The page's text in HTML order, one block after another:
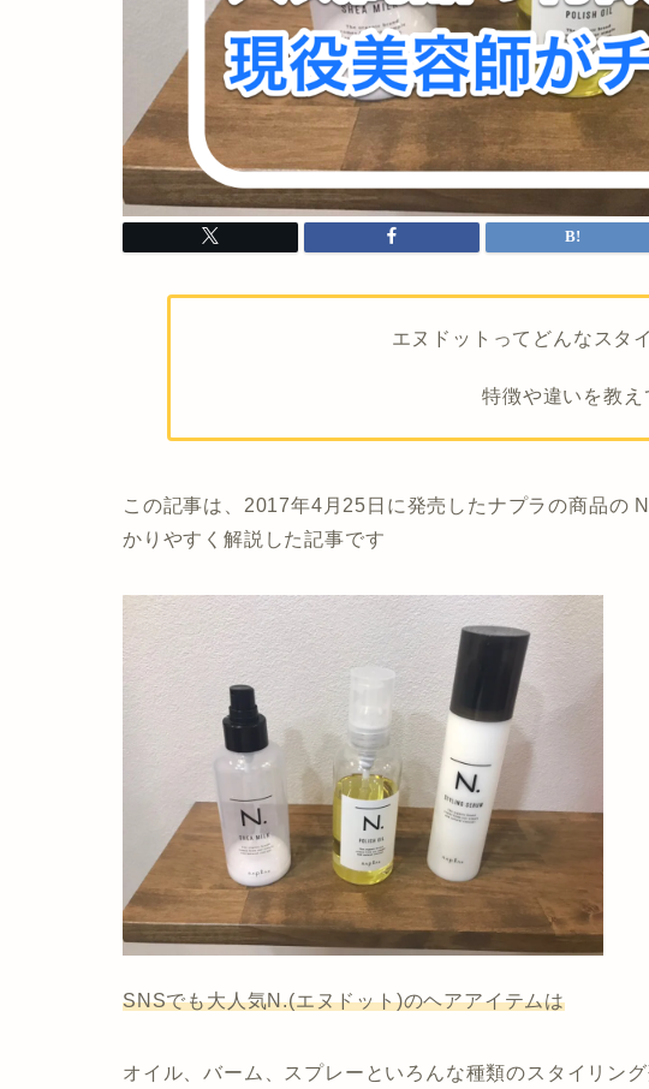
エヌドットってどんなスタ
特徴や違いを教え
この記事は、2017年4月25日に発売したナプラの商品の
かりやすく解説した記事です
SNSでも大人気N.(エヌドット)のヘアアイテムは
オイル、バーム、スプレーといろんな種類のスタイリン